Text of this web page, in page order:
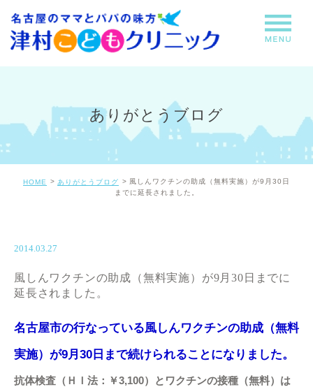
ありがとうブログ
HOME ありがとうブログ
風しんワクチンの助成（無料実施）が9月30日
までに延長されました。
2014.03.27
風しんワクチンの助成（無料実施）が9月30日までに
延長されました。
名古屋市の行なっている風しんワクチンの助成（無料
実施）が9月30日まで続けられることになりました。
抗体検査（ＨＩ法：￥3,100）とワクチンの接種（無料）は